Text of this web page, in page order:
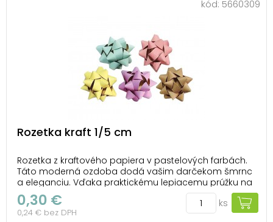
kód: 5660309
Rozetka kraft 1/5 cm
Rozetka z kraftového papiera v pastelových farbách.
Táto moderná ozdoba dodá vašim darčekom šmrnc
a eleganciu. Vďaka praktickému lepiacemu prúžku na
spodnej strane ju môžete ľahko pripevniť na
akúkoľvek darčekovú krabičku. Ideálna na každú
príležitosť, keď chcete urobiť radosť a nezabudnuteľný
0,30 €
0,24 € bez DPH
ks